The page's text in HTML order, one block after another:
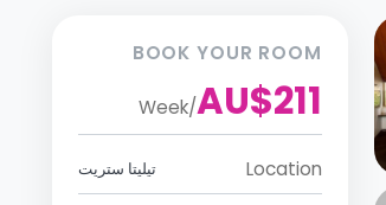
BOOK YOUR ROOM
AU$211
/
Week
Location تيليتا ستريت